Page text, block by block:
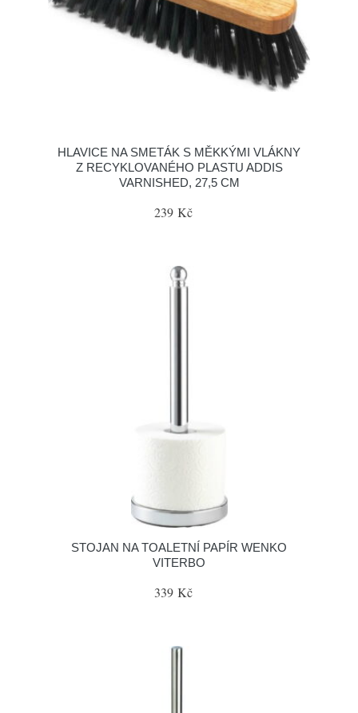
HLAVICE NA SMETÁK S MĚKKÝMI VLÁKNY
Z RECYKLOVANÉHO PLASTU ADDIS
VARNISHED, 27,5 CM
239 Kč
STOJAN NA TOALETNÍ PAPÍR WENKO
VITERBO
339 Kč